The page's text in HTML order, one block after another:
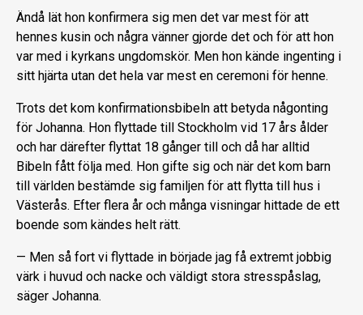
Ändå lät hon konfirmera sig men det var mest för att
hennes kusin och några vänner gjorde det och för att hon
var med i kyrkans ungdomskör. Men hon kände ingenting i
sitt hjärta utan det hela var mest en ceremoni för henne.
Trots det kom konfirmationsbibeln att betyda någonting
för Johanna. Hon flyttade till Stockholm vid 17 års ålder
och har därefter flyttat 18 gånger till och då har alltid
Bibeln fått följa med. Hon gifte sig och när det kom barn
till världen bestämde sig familjen för att flytta till hus i
Västerås. Efter flera år och många visningar hittade de ett
boende som kändes helt rätt.
— Men så fort vi flyttade in började jag få extremt jobbig
värk i huvud och nacke och väldigt stora stresspåslag,
säger Johanna.